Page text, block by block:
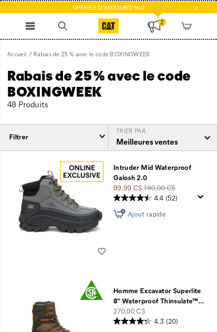
OFFRES D'AUJOURD'HUI
2
Accueil Rabais de 25 % avec le code BOXINGWEEK
Rabais de 25 % avec le code
BOXINGWEEK
48 Produits
Filtrer
TRIER PAR
Rabais
avec
code
BOXINGWEEK
intégré
Intruder Mid Waterproof
Galosh 2.0
Prix
soldé
99,99 C$ Prix
de
180,00 C$
4.4 (52)
Ajout rapide
Homme Excavator Superlite
8" Waterproof Thinsulate™…
price
270,00 C$
4.3 (20)